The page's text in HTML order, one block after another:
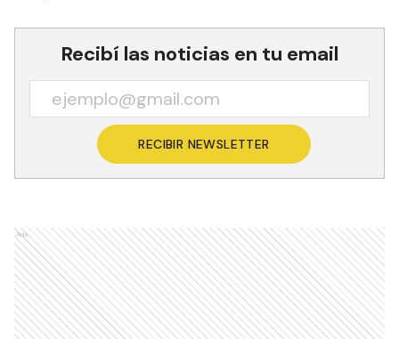
Recibí las noticias en tu email
RECIBIR NEWSLETTER
Ads